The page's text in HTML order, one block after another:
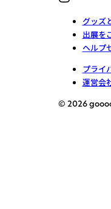
グッズ
出展を
ヘルプ
プライ
運営会
© 2026